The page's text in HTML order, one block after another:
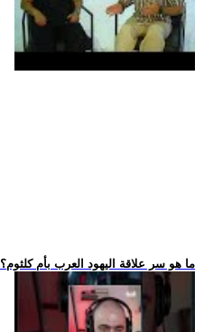
.. ما هو سر علاقة اليهود العرب بأم كلثوم؟